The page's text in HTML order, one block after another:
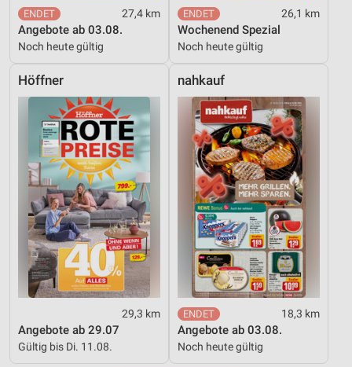
27,4 km
Angebote ab 03.08.
Noch heute gültig
26,1 km
Wochenend Spezial
Noch heute gültig
Höffner
29,3 km
Angebote ab 29.07
Gültig bis Di. 11.08.
nahkauf
18,3 km
Angebote ab 03.08.
Noch heute gültig